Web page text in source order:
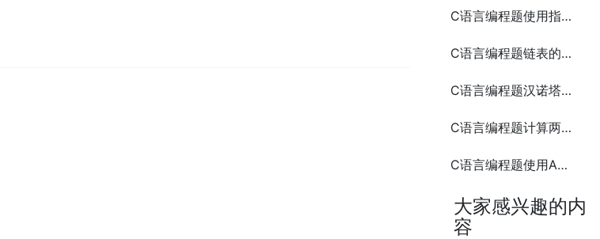
C语言编程题使用指针和函数实现字符串的连接
C语言编程题链表的创建和遍历
C语言编程题汉诺塔问题
C语言编程题计算两个矩阵的和
C语言编程题使用ASCII码绘制一个简单的树
大家感兴趣的内
容